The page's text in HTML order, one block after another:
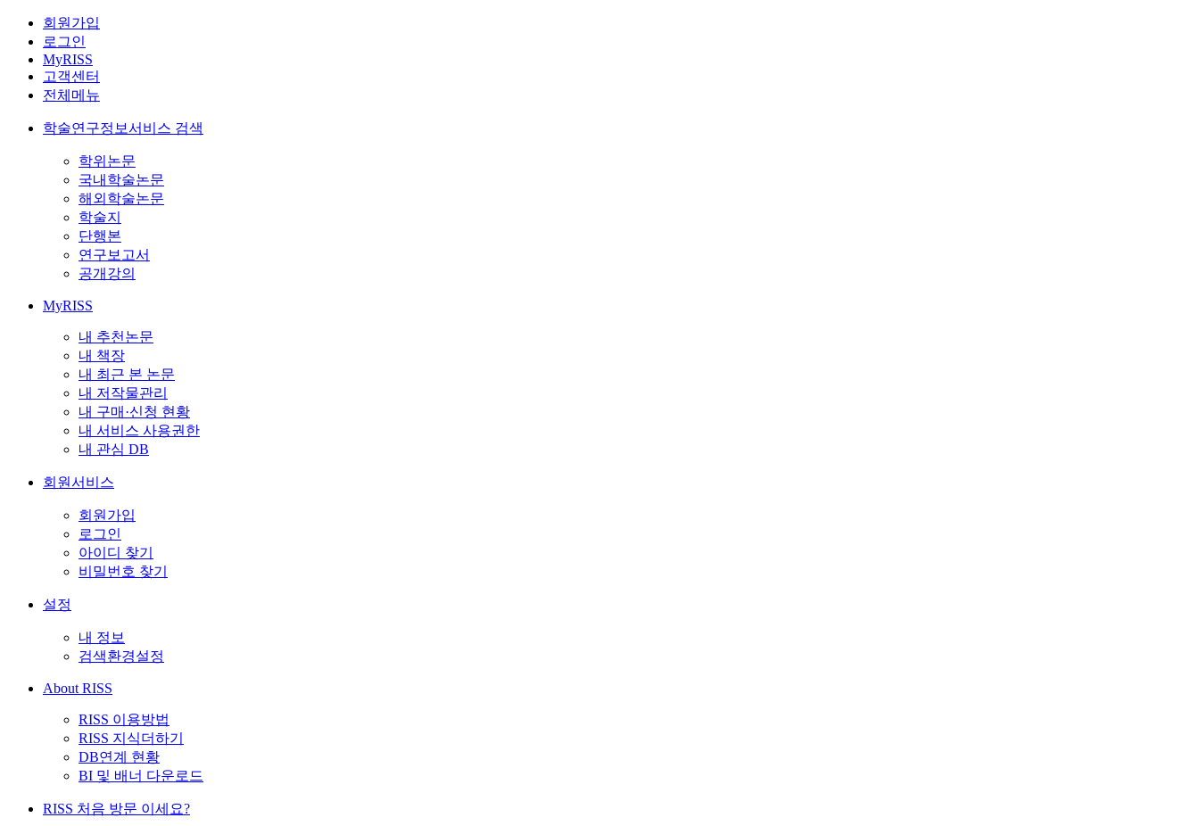
회원가입
로그인
MyRISS
고객센터
전체메뉴
학술연구정보서비스 검색
학위논문
국내학술논문
해외학술논문
학술지
단행본
연구보고서
공개강의
MyRISS
내 추천논문
내 책장
내 최근 본 논문
내 저작물관리
내 구매·신청 현황
내 서비스 사용권한
내 관심 DB
회원서비스
회원가입
로그인
아이디 찾기
비밀번호 찾기
설정
내 정보
검색환경설정
About RISS
RISS 이용방법
RISS 지식더하기
DB연계 현황
BI 및 배너 다운로드
RISS 처음 방문 이세요?